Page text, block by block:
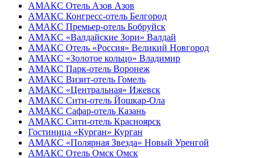
АМАКС Отель ‎Азов Азов
АМАКС Конгресс-отель Белгород
АМАКС Премьер-отель Бобруйск
АМАКС «‎Валдайские Зори» Валдай
АМАКС Отель «‎Россия» Великий Новгород
АМАКС «‎Золотое кольцо» Владимир
АМАКС Парк-отель Воронеж
АМАКС Визит-отель Гомель
АМАКС «‎Центральная» Ижевск
АМАКС Сити-отель Йошкар-Ола
АМАКС Сафар-отель Казань
АМАКС Сити-отель Красноярск
Гостиница «‎Курган» Курган
АМАКС «Полярная Звезда» Новый Уренгой
АМАКС Отель ‎Омск Омск